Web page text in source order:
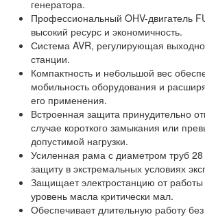
генератора.
Профессиональный OHV-двигатель
высокий ресурс и экономичность.
Система AVR, регулирующая
станции.
Компактность и небольшой вес
мобильность оборудования и
его применения.
Встроенная защита принудительно
случае короткого замыкания или
допустимой нагрузки.
Усиленная рама с диаметром труб
защиту в экстремальных условиях
Защищает электростанцию от работы
уровень масла критически мал.
Обеспечивает длительную работу